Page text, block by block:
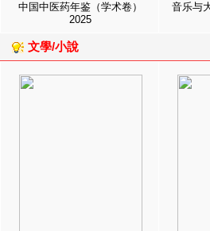
中国中医药年鉴（学术卷）
2025
音乐与
文學/小說